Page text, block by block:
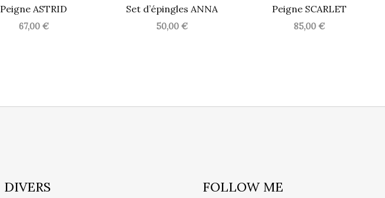
Peigne ASTRID
67,00 €
Set d’épingles ANNA
50,00 €
Peigne SCARLET
85,00€
DIVERS FOLLOW ME